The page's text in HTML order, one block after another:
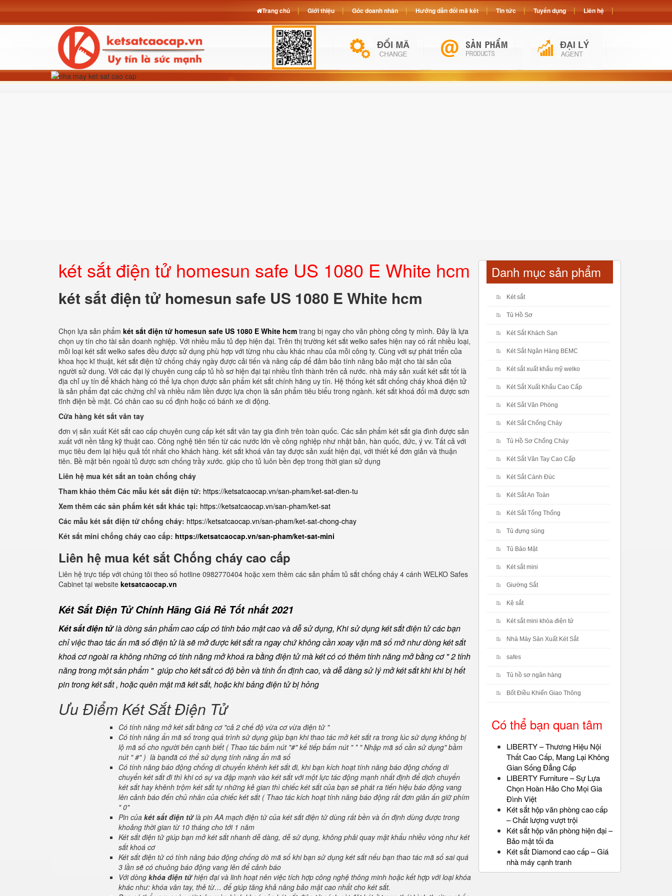
két sắt điện tử homesun safe US 1080 E White hcm
két sắt điện tử homesun safe US 1080 E White hcm
Chọn lựa sản phẩm két sắt điện tử homesun safe US 1080 E White hcm trang bị ngay cho văn phòng công ty mình. Đây là lựa
chọn uy tín cho tài sản doanh nghiệp. Với nhiều mẫu tủ đẹp hiện đại. Trên thị trường két sắt welko safes hiện nay có rất nhiều loại,
mỗi loại két sắt welko safes đều được sử dụng phù hợp với từng nhu cầu khác nhau của mỗi công ty. Cùng với sự phát triển của
khoa học kĩ thuật, két sắt điện tử chống cháy ngày được cải tiến và nâng cấp để đảm bảo tính năng bảo mật cho tài sản của
người sử dung. Với các đại lý chuyên cung cấp tủ hồ sơ hiện đại tại nhiều tỉnh thành trên cả nước. nhà máy sản xuất két sắt tốt là
địa chỉ uy tín để khách hàng có thể lựa chọn được sản phẩm két sắt chính hãng uy tín. Hệ thống két sắt chống cháy khoá điện tử
là sản phẩm đạt các chứng chỉ và nhiều năm liền được lựa chọn là sản phẩm tiêu biểu trong ngành. két sắt khoá đổi mã được sơn
tĩnh điện bề mặt. Có chân cao su cố định hoặc có bánh xe di động.
Cửa hàng két sắt vân tay
đơn vị sản xuất Két sắt cao cấp chuyên cung cấp két sắt vân tay gia đình trên toàn quốc. Các sản phẩm két sắt gia đình được sản
xuất với nền tảng kỹ thuật cao. Công nghệ tiên tiến từ các nước lớn về công nghiệp như nhật bản, hàn quốc, đức, ý vv. Tất cả với
mục tiêu đem lại hiệu quả tốt nhất cho khách hàng. két sắt khoá vân tay được sản xuất hiện đại, với thiết kế đơn giản và thuận
tiên. Bề mặt bên ngoài tủ được sơn chống trầy xước. giúp cho tủ luôn bền đẹp trong thời gian sử dụng
Liên hệ mua két sắt an toàn chống cháy
Tham khảo thêm Các mẫu két sắt điện tử: https://ketsatcaocap.vn/san-pham/ket-sat-dien-tu
Xem thêm các sản phẩm két sắt khác tại: https://ketsatcaocap.vn/san-pham/ket-sat
Các mẫu két sắt điện tử chống cháy: https://ketsatcaocap.vn/san-pham/ket-sat-chong-chay
Két sắt mini chống cháy cao cấp: https://ketsatcaocap.vn/san-pham/ket-sat-mini
Liên hệ mua két sắt Chống cháy cao cấp
Liên hệ trực tiếp với chúng tôi theo số hotline 0982770404 hoặc xem thêm các sản phẩm tủ sắt chống cháy 4 cánh WELKO Safes
Cabinet tại website ketsatcaocap.vn
Két Sắt Điện Tử Chính Hãng Giá Rẻ Tốt nhất 2021
Két sắt điện tửlà dòng sản phẩm cao cấp có tính bảo mật cao và dễ sử dụng, Khi sử dụng két sắt điện tử các bạn
chỉ việc thao tác ấn mã số điện tử là sẽ mở được két sắt ra ngay chứ không cần xoay vặn mã số mở như dòng két sắt
khoá cơ ngoài ra không những có tính năng mở khoá ra bằng điện tử mà két có có thêm tính năng mở bằng cơ " 2 tính
năng trong một sản phẩm " giúp cho két sắt có độ bền và tính ổn định cao, và dễ dàng sử lý mở két sắt khi khi bị hết
pin trong két sắt , hoặc quên mật mã két sắt, hoặc khi bảng điện tử bị hỏng
Ưu Điểm Két Sắt Điện Tử
Có tính năng mở két sắt bằng cơ "cả 2 chế độ vừa cơ vừa điện tử "
Có tính năng ẩn mã số trong quá trình sử dụng giúp bạn khi thao tác mở két sắt ra trong lúc sử dụng không bị
lộ mã số cho người bên cạnh biết ( Thao tác bấm nút "#" kế tiếp bấm nút " * " Nhập mã số cần sử dụng" bầm
nút " #" ) là bạnđã có thể sử dụng tính năng ẩn mã số
Có tính năng báo động chống di chuyển khênh két sắt đi, khi bạn kích hoạt tính năng báo động chống di
chuyển két sắt đi thì khi có sự va đập mạnh vào két sắt với một lực tác động mạnh nhất định để dịch chuyển
két sắt hay khênh trộm két sắt tự những kẻ gian thì chiếc két sắt của bạn sẽ phát ra tiến hiệu báo động vang
lên cảnh báo đến chủ nhân của chiếc két sắt ( Thao tác kích hoạt tính năng báo động rất đơn giản ấn giữ phím
" 0"
Pin của két sắt điện tửlà pin AA mạch điện tử của két sắt điện tử dùng rất bền và ổn định dùng được trong
khoảng thời gian từ 10 tháng cho tới 1 năm
Két sắt điện tử giúp bạn mở két sắt nhanh dễ dàng, dễ sử dụng, không phải quay mật khẩu nhiều vòng như két
sắt khoá cơ
Két sắt điện tử có tính năng báo động chống dò mã số khi bạn sử dụng két sắt nếu bạn thao tác mã số sai quá
3 lần sẽ có chuông báo động vang lên để cảnh báo
Với dòng khóa điện tửhiện đại và linh hoạt nên việc tích hợp công nghệ thông minh hoặc kết hợp với loại khóa
khác như: khóa vân tay, thẻ từ… để giúp tăng khả năng bảo mật cao nhất cho két sắt.
Danh mục sản phẩm
Két sắt
Tủ Hồ Sơ
Két Sắt Khách Sạn
Két Sắt Ngân Hàng BEMC
Két sắt xuất khẩu mỹ welko
Két Sắt Xuất Khẩu Cao Cấp
Két Sắt Văn Phòng
Két Sắt Chống Cháy
Tủ Hồ Sơ Chống Cháy
Két Sắt Vân Tay Cao Cấp
Két Sắt Cánh Đúc
Két Sắt An Toàn
Két Sắt Tổng Thống
Tủ đựng súng
Tủ Bảo Mật
Két sắt mini
Giường Sắt
Kệ sắt
Két sắt mini khóa điện tử
Nhà Máy Sản Xuất Két Sắt
safes
Tủ hồ sơ ngân hàng
Bốt Điều Khiển Giao Thông
Có thể bạn quan tâm
LIBERTY – Thương Hiệu Nội
Thất Cao Cấp, Mang Lại Không
Gian Sống Đẳng Cấp
LIBERTY Furniture – Sự Lựa
Chọn Hoàn Hảo Cho Mọi Gia
Đình Việt
Két sắt hộp văn phòng cao cấp
– Chất lượng vượt trội
Két sắt hộp văn phòng hiện đại –
Bảo mật tối đa
Két sắt Diamond cao cấp – Giá
nhà máy cạnh tranh
Trang chủ Giới thiệu Góc doanh nhân Hướng dẫn đổi mã két Tin tức Tuyển dụng Liên hệ